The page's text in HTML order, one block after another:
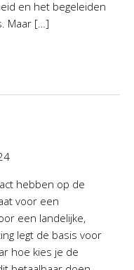
en het begeleiden
Maar […]
hebben op de
voor een
een landelijke,
legt de basis voor
hoe kies je de